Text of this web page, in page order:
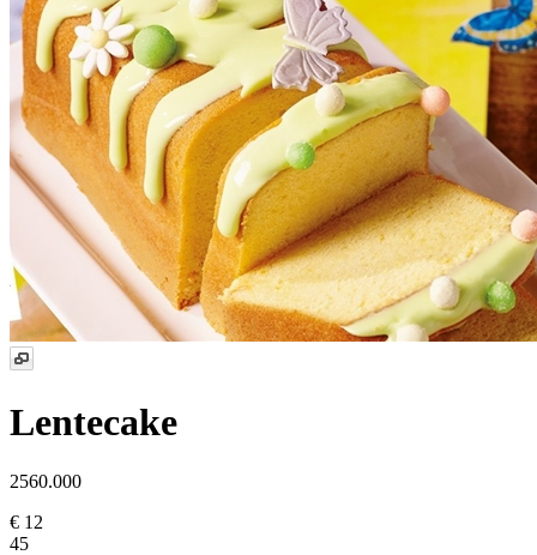
Lentecake
2560.000
€ 12
45